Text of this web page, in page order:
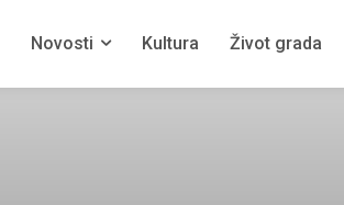
Novosti Kultura Život grada